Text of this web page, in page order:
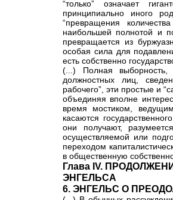
“только” означает
принципиально иного
“превращения
наибольшей полнотой и
превращается из
особая сила для
есть собственно
(...) Полная
должностных лиц,
рабочего”, эти простые и
объединяя вполне
время мостиком,
касаются
они получают,
осуществляемой или
переходом
в общественную
Глава IV.
ЭНГЕЛЬСА
6. ЭНГЕЛЬС О